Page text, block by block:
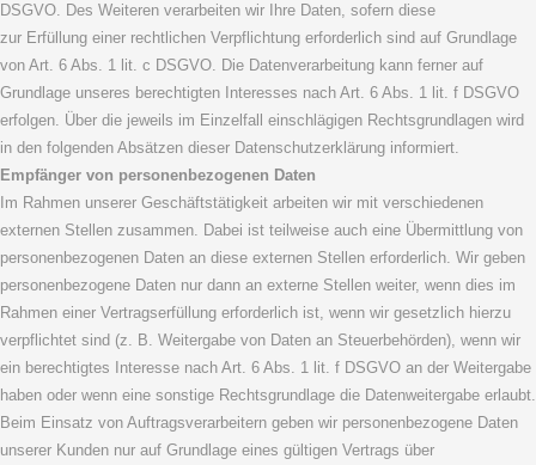
DSGVO. Des Weiteren verarbeiten wir Ihre Daten, sofern diese
zur Erfüllung einer rechtlichen Verpflichtung erforderlich sind auf Grundlage
von Art. 6 Abs. 1 lit. c DSGVO. Die Datenverarbeitung kann ferner auf
Grundlage unseres berechtigten Interesses nach Art. 6 Abs. 1 lit. f DSGVO
erfolgen. Über die jeweils im Einzelfall einschlägigen Rechtsgrundlagen wird
in den folgenden Absätzen dieser Datenschutzerklärung informiert.
Empfänger von personenbezogenen Daten
Im Rahmen unserer Geschäftstätigkeit arbeiten wir mit verschiedenen
externen Stellen zusammen. Dabei ist teilweise auch eine Übermittlung von
personenbezogenen Daten an diese externen Stellen erforderlich. Wir geben
personenbezogene Daten nur dann an externe Stellen weiter, wenn dies im
Rahmen einer Vertragserfüllung erforderlich ist, wenn wir gesetzlich hierzu
verpflichtet sind (z. B. Weitergabe von Daten an Steuerbehörden), wenn wir
ein berechtigtes Interesse nach Art. 6 Abs. 1 lit. f DSGVO an der Weitergabe
haben oder wenn eine sonstige Rechtsgrundlage die Datenweitergabe erlaubt.
Beim Einsatz von Auftragsverarbeitern geben wir personenbezogene Daten
unserer Kunden nur auf Grundlage eines gültigen Vertrags über